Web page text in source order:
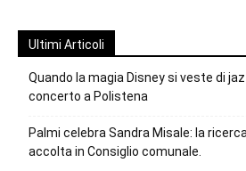
Ultimi Articoli
Quando la magia Disney si veste di
concerto a Polistena
Palmi celebra Sandra Misale: la
accolta in Consiglio comunale.